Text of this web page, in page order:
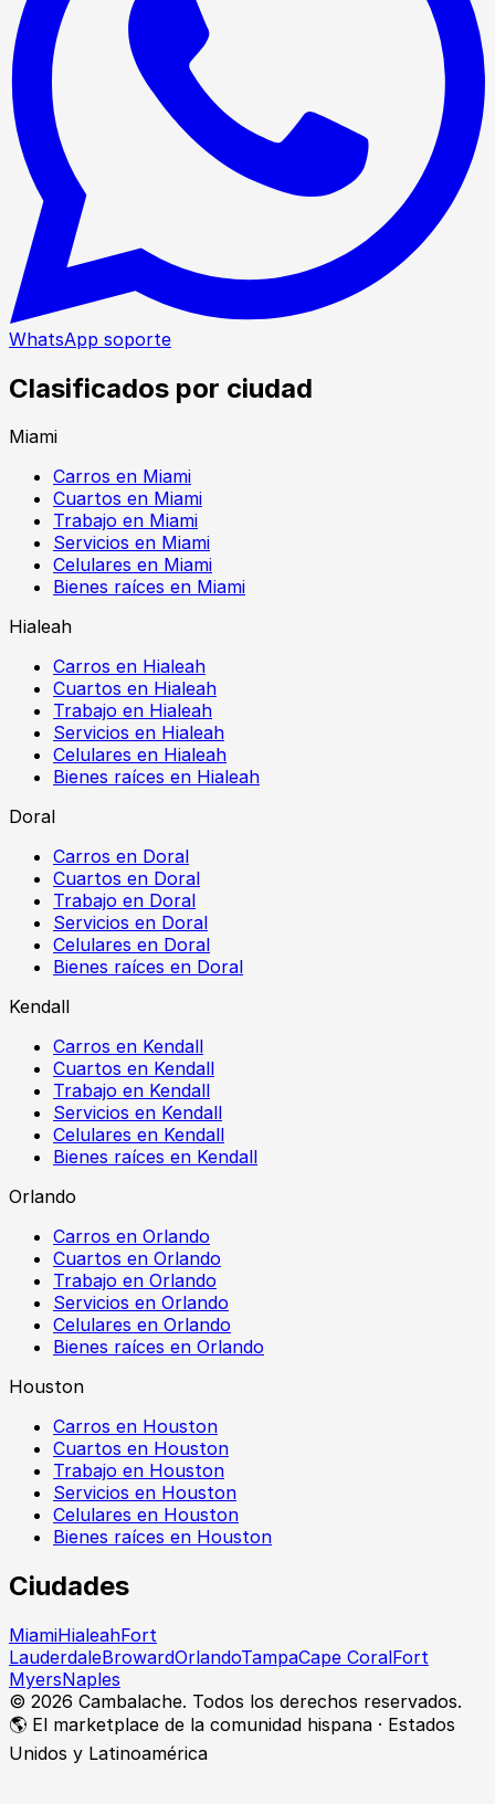
WhatsApp soporte
Clasificados por ciudad
Miami
Carros en Miami
Cuartos en Miami
Trabajo en Miami
Servicios en Miami
Celulares en Miami
Bienes raíces en Miami
Hialeah
Carros en Hialeah
Cuartos en Hialeah
Trabajo en Hialeah
Servicios en Hialeah
Celulares en Hialeah
Bienes raíces en Hialeah
Doral
Carros en Doral
Cuartos en Doral
Trabajo en Doral
Servicios en Doral
Celulares en Doral
Bienes raíces en Doral
Kendall
Carros en Kendall
Cuartos en Kendall
Trabajo en Kendall
Servicios en Kendall
Celulares en Kendall
Bienes raíces en Kendall
Orlando
Carros en Orlando
Cuartos en Orlando
Trabajo en Orlando
Servicios en Orlando
Celulares en Orlando
Bienes raíces en Orlando
Houston
Carros en Houston
Cuartos en Houston
Trabajo en Houston
Servicios en Houston
Celulares en Houston
Bienes raíces en Houston
Ciudades
MiamiHialeahFort
LauderdaleBrowardOrlandoTampaCape CoralFort
MyersNaples
© 2026 Cambalache. Todos los derechos reservados.
🌎 El marketplace de la comunidad hispana · Estados
Unidos y Latinoamérica